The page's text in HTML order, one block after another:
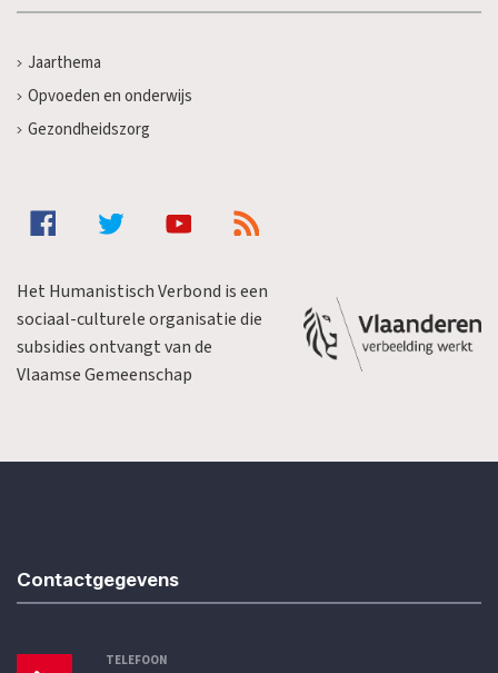
Jaarthema
Opvoeden en onderwijs
Gezondheidszorg
Het Humanistisch Verbond is een
sociaal-culturele organisatie die
subsidies ontvangt van de
Vlaamse Gemeenschap
Contactgegevens
TELEFOON